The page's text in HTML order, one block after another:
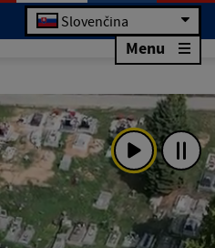
Slovenčina
Menu